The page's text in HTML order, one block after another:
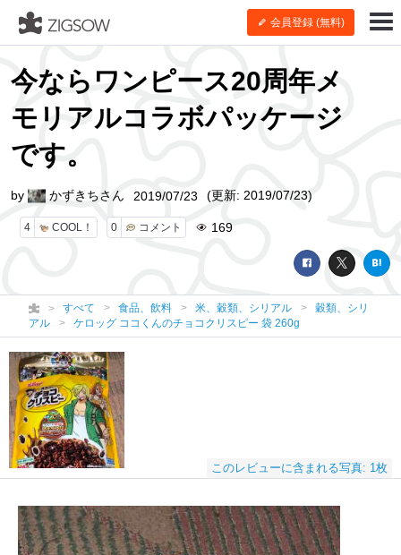
会員登録 (無料)
今ならワンピース20周年メ
モリアルコラボパッケージ
です。
4 COOL！ 0 コメント 169
by かずきちさん 2019/07/23 (更新: 2019/07/23)
すべて 食品、飲料 米、穀類、シリアル
穀類、シリ
アル
ケロッグ ココくんのチョコクリスピー 袋 260g
このレビューに含まれる写真: 1枚